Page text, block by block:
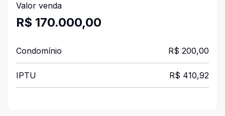
Valor venda
R$ 170.000,00
Condomínio R$ 200,00
IPTU R$ 410,92